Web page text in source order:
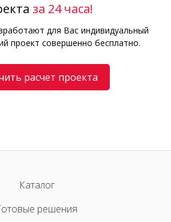
за 24 часа!
для Вас индивидуальный
проект совершенно бесплатно.
расчет проекта
Каталог
решения